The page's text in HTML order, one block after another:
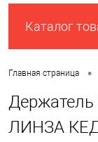
Каталог
Главная страница •
ЛИНЗА